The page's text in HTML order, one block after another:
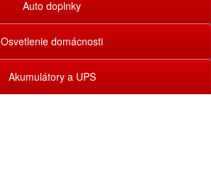
Auto doplnky
Osvetlenie domácnosti
Akumulátory a UPS